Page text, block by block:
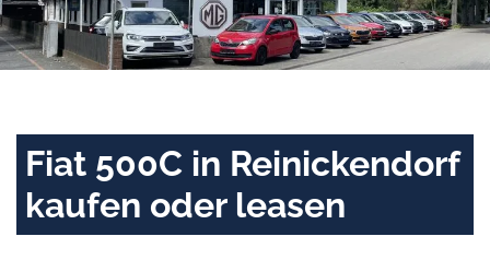
Fiat 500C in Reinickendorf
kaufen oder leasen